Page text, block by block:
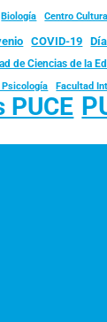
Biología Centro Cultural
COVID-19
de Ciencias de la
Facultad
PUCE